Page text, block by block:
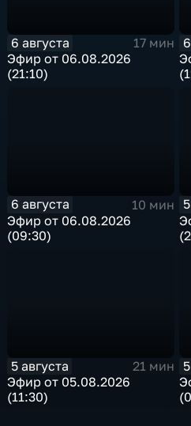
6 августа
17 мин
Эфир от 06.08.2026
(21:10)
6 августа
10 мин
Эфир от 06.08.2026
(09:30)
5 августа
21 мин
Эфир от 05.08.2026
(11:30)